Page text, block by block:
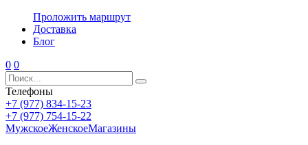
Проложить маршрут
Доставка
Блог
0 0
Телефоны
+7 (977) 834-15-23
+7 (977) 754-15-22
МужскоеЖенскоеМагазины